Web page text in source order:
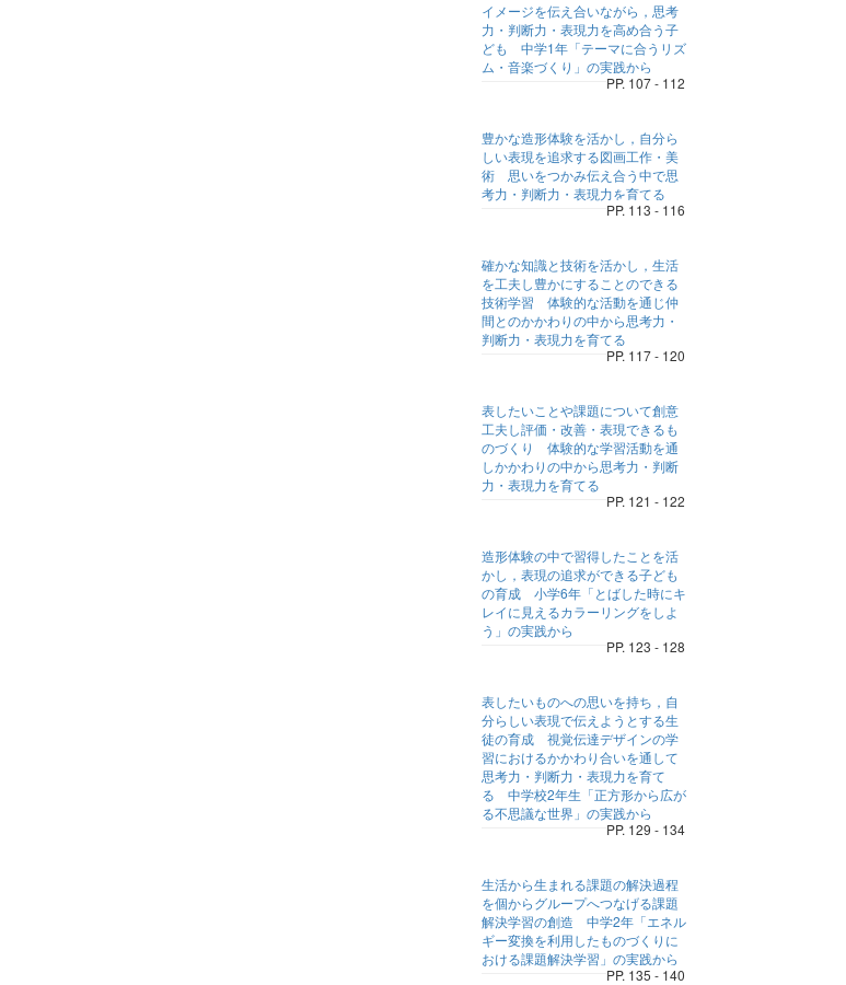
イメージを伝え合いながら，思考
力・判断力・表現力を高め合う子
ども 中学1年「テーマに合うリズ
ム・音楽づくり」の実践から
PP. 107 - 112
豊かな造形体験を活かし，自分ら
しい表現を追求する図画工作・美
術 思いをつかみ伝え合う中で思
考力・判断力・表現力を育てる
PP. 113 - 116
確かな知識と技術を活かし，生活
を工夫し豊かにすることのできる
技術学習 体験的な活動を通じ仲
間とのかかわりの中から思考力・
判断力・表現力を育てる
PP. 117 - 120
表したいことや課題について創意
工夫し評価・改善・表現できるも
のづくり 体験的な学習活動を通
しかかわりの中から思考力・判断
力・表現力を育てる
PP. 121 - 122
造形体験の中で習得したことを活
かし，表現の追求ができる子ども
の育成 小学6年「とばした時にキ
レイに見えるカラーリングをしよ
う」の実践から
PP. 123 - 128
表したいものへの思いを持ち，自
分らしい表現で伝えようとする生
徒の育成 視覚伝達デザインの学
習におけるかかわり合いを通して
思考力・判断力・表現力を育て
る 中学校2年生「正方形から広が
る不思議な世界」の実践から
PP. 129 - 134
生活から生まれる課題の解決過程
を個からグループへつなげる課題
解決学習の創造 中学2年「エネル
ギー変換を利用したものづくりに
おける課題解決学習」の実践から
PP. 135 - 140